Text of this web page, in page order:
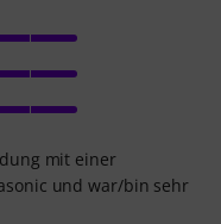
mit einer
und war/bin sehr